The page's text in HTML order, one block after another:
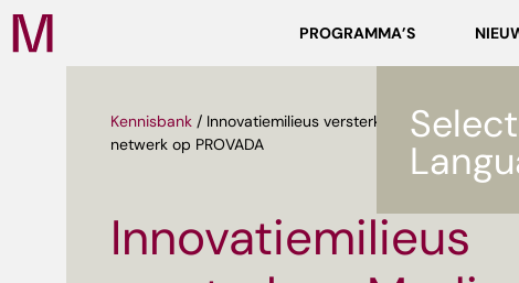
Media
Campus
PROGRAMMA’S
Select
Kennisbank / Innovatiemilieus versterken: Media
netwerk op PROVADA
Innovatiemilieus